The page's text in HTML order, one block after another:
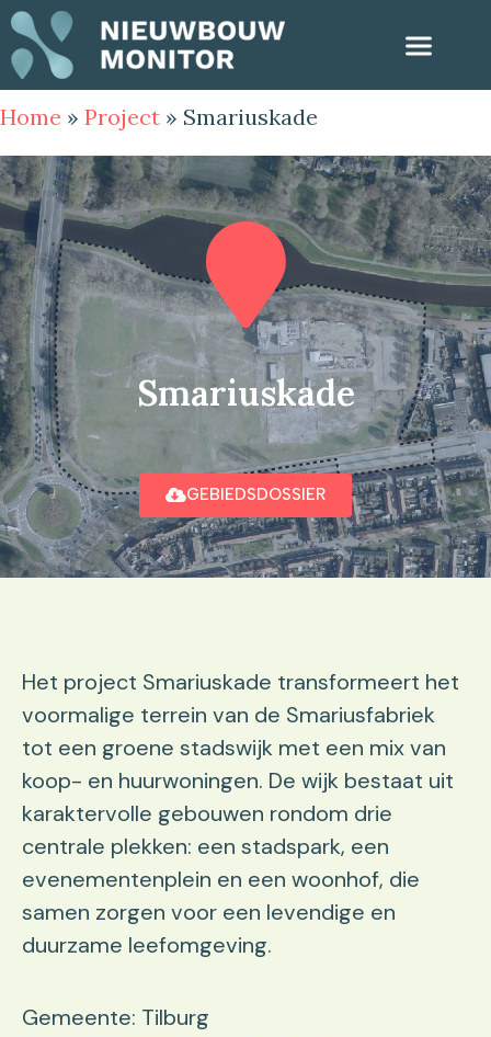
Home » Project » Smariuskade
Smariuskade
GEBIEDSDOSSIER
Het project Smariuskade transformeert het
voormalige terrein van de Smariusfabriek
tot een groene stadswijk met een mix van
koop- en huurwoningen. De wijk bestaat uit
karaktervolle gebouwen rondom drie
centrale plekken: een stadspark, een
evenementenplein en een woonhof, die
samen zorgen voor een levendige en
duurzame leefomgeving.
Gemeente: Tilburg